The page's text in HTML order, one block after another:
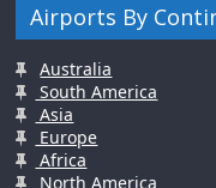
Airports By
Australia
South America
Asia
Europe
Africa
North America